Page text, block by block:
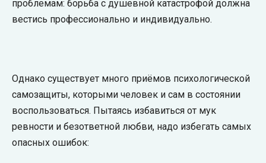
проблемам: борьба с душевной катастрофой должна
вестись профессионально и индивидуально.
Однако существует много приёмов психологической
самозащиты, которыми человек и сам в состоянии
воспользоваться. Пытаясь избавиться от мук
ревности и безответной любви, надо избегать самых
опасных ошибок: